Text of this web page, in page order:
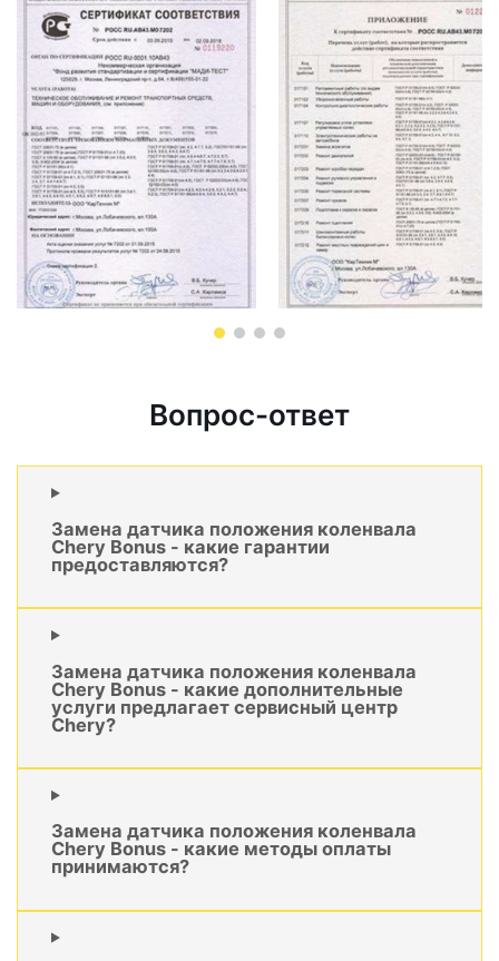
Вопрос-ответ
Замена датчика положения коленвала
Chery Bonus - какие гарантии
предоставляются?
Замена датчика положения коленвала
Chery Bonus - какие дополнительные
услуги предлагает сервисный центр
Chery?
Замена датчика положения коленвала
Chery Bonus - какие методы оплаты
принимаются?